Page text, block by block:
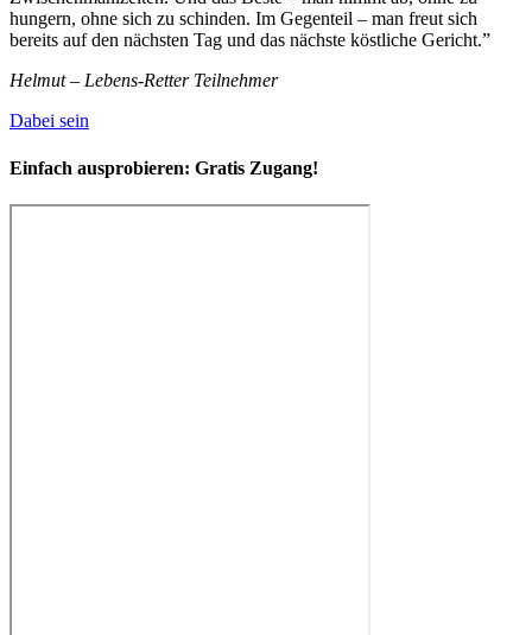
hungern, ohne sich zu schinden. Im Gegenteil – man freut sich
bereits auf den nächsten Tag und das nächste köstliche Gericht.”
Helmut – Lebens-Retter Teilnehmer
Dabei sein
Einfach ausprobieren: Gratis Zugang!